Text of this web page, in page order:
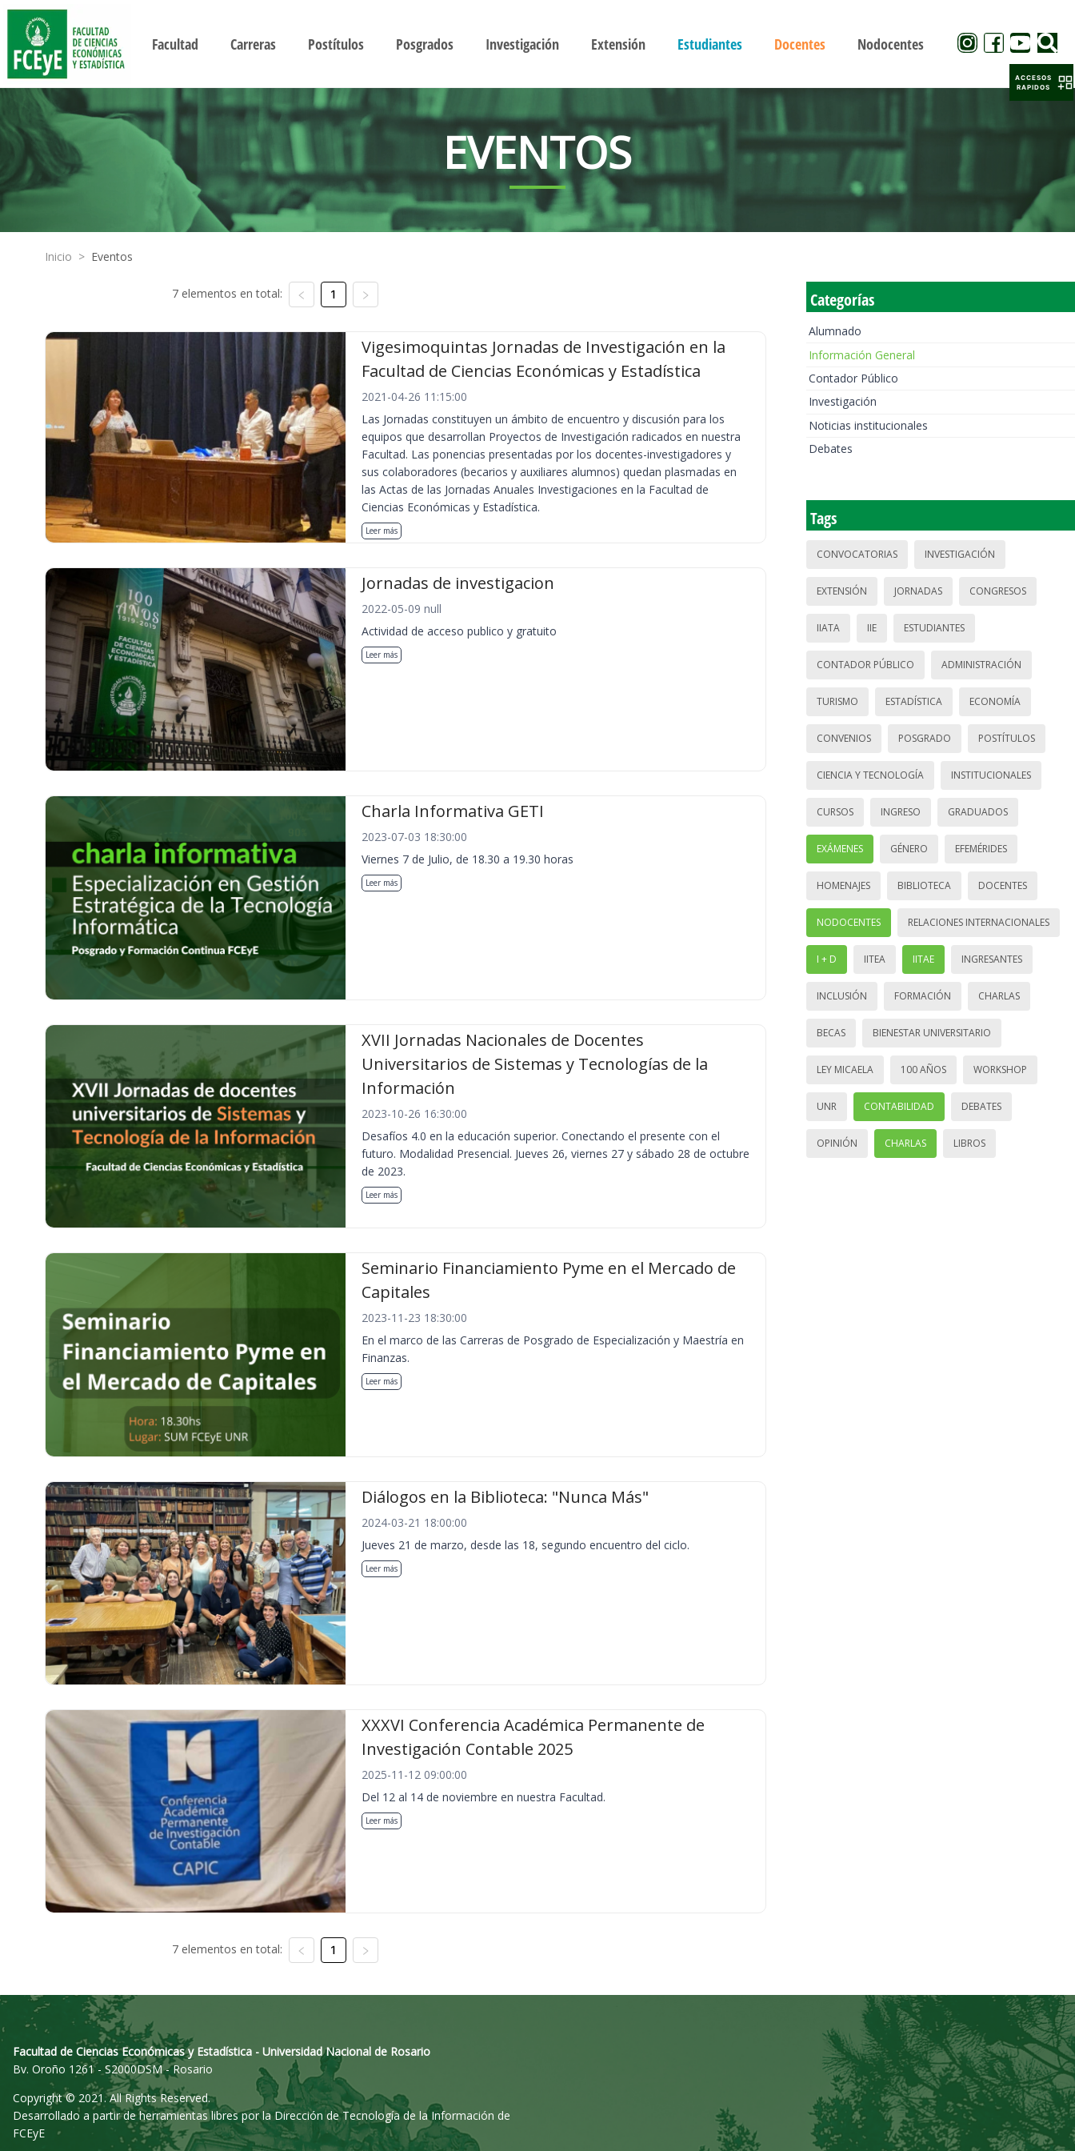
Facultad Carreras Postítulos Posgrados Investigación Extensión Estudiantes Docentes Nodocentes
EVENTOS
Inicio > Eventos
7 elementos en total: 1
Vigesimoquintas Jornadas de Investigación en la
Facultad de Ciencias Económicas y Estadística
2021-04-26 11:15:00
Las Jornadas constituyen un ámbito de encuentro y discusión para los
equipos que desarrollan Proyectos de Investigación radicados en nuestra
Facultad. Las ponencias presentadas por los docentes-investigadores y
sus colaboradores (becarios y auxiliares alumnos) quedan plasmadas en
las Actas de las Jornadas Anuales Investigaciones en la Facultad de
Ciencias Económicas y Estadística.
Leer más
Jornadas de investigacion
2022-05-09 null
Actividad de acceso publico y gratuito
Leer más
Charla Informativa GETI
2023-07-03 18:30:00
Viernes 7 de Julio, de 18.30 a 19.30 horas
Leer más
XVII Jornadas Nacionales de Docentes
Universitarios de Sistemas y Tecnologías de la
Información
2023-10-26 16:30:00
Desafíos 4.0 en la educación superior. Conectando el presente con el
futuro. Modalidad Presencial. Jueves 26, viernes 27 y sábado 28 de octubre
de 2023.
Leer más
Seminario Financiamiento Pyme en el Mercado de
Capitales
2023-11-23 18:30:00
En el marco de las Carreras de Posgrado de Especialización y Maestría en
Finanzas.
Leer más
Diálogos en la Biblioteca: "Nunca Más"
2024-03-21 18:00:00
Jueves 21 de marzo, desde las 18, segundo encuentro del ciclo.
Leer más
XXXVI Conferencia Académica Permanente de
Investigación Contable 2025
2025-11-12 09:00:00
Del 12 al 14 de noviembre en nuestra Facultad.
Leer más
7 elementos en total: 1
Categorías
Alumnado
Información General
Contador Público
Investigación
Noticias institucionales
Debates
Tags
CONVOCATORIAS INVESTIGACIÓN
EXTENSIÓN JORNADAS CONGRESOS
IIATA IIE ESTUDIANTES
CONTADOR PÚBLICO ADMINISTRACIÓN
TURISMO ESTADÍSTICA ECONOMÍA
CONVENIOS POSGRADO POSTÍTULOS
CIENCIA Y TECNOLOGÍA INSTITUCIONALES
CURSOS INGRESO GRADUADOS
EXÁMENES GÉNERO EFEMÉRIDES
HOMENAJES BIBLIOTECA DOCENTES
NODOCENTES RELACIONES INTERNACIONALES
I + D IITEA IITAE INGRESANTES
INCLUSIÓN FORMACIÓN CHARLAS
BECAS BIENESTAR UNIVERSITARIO
LEY MICAELA 100 AÑOS WORKSHOP
UNR CONTABILIDAD DEBATES
OPINIÓN CHARLAS LIBROS
Facultad de Ciencias Económicas y Estadística - Universidad Nacional de Rosario
Bv. Oroño 1261 - S2000DSM - Rosario
Copyright © 2021. All Rights Reserved.
Desarrollado a partir de herramientas libres por la Dirección de Tecnología de la Información de
FCEyE
ACCESOS
RAPIDOS